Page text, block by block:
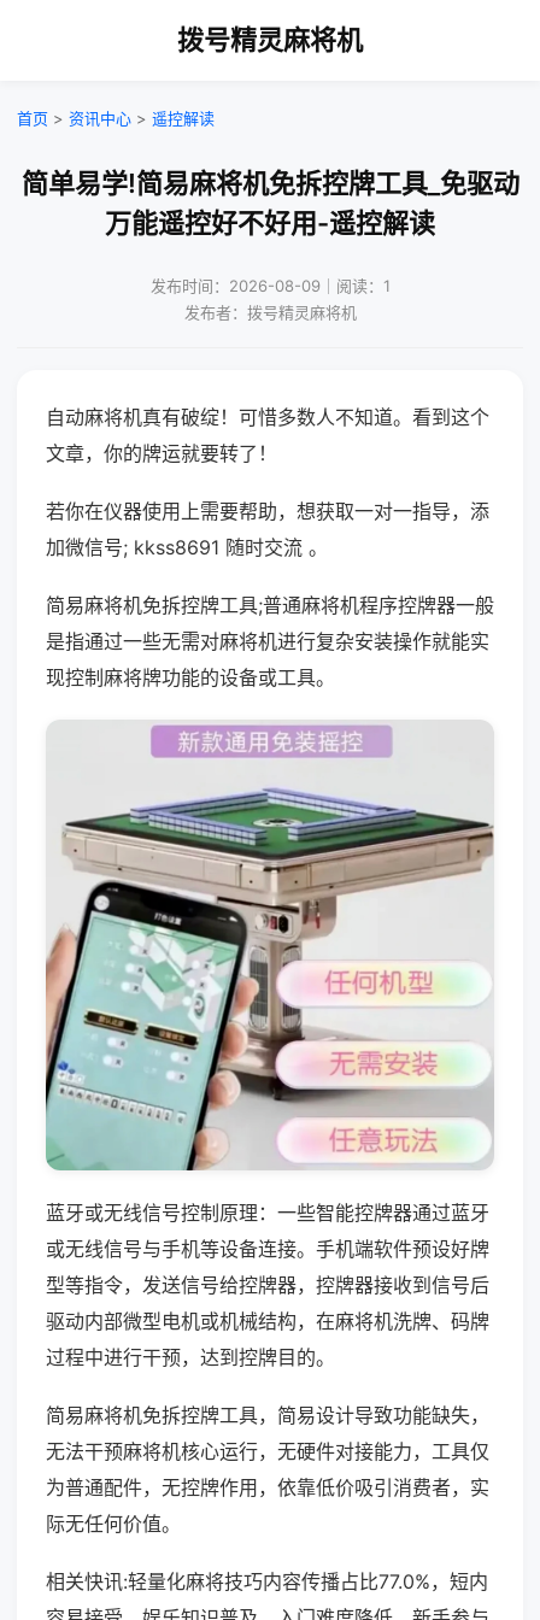
拨号精灵麻将机
首页 > 资讯中心 > 遥控解读
简单易学!简易麻将机免拆控牌工具_免驱动
万能遥控好不好用-遥控解读
发布时间：2026-08-09｜阅读：1
发布者：拨号精灵麻将机
自动麻将机真有破绽！可惜多数人不知道。看到这个
文章，你的牌运就要转了！
若你在仪器使用上需要帮助，想获取一对一指导，添
加微信号; kkss8691 随时交流 。
简易麻将机免拆控牌工具;普通麻将机程序控牌器一般
是指通过一些无需对麻将机进行复杂安装操作就能实
现控制麻将牌功能的设备或工具。
蓝牙或无线信号控制原理：一些智能控牌器通过蓝牙
或无线信号与手机等设备连接。手机端软件预设好牌
型等指令，发送信号给控牌器，控牌器接收到信号后
驱动内部微型电机或机械结构，在麻将机洗牌、码牌
过程中进行干预，达到控牌目的。
简易麻将机免拆控牌工具，简易设计导致功能缺失，
无法干预麻将机核心运行，无硬件对接能力，工具仅
为普通配件，无控牌作用，依靠低价吸引消费者，实
际无任何价值。
相关快讯:轻量化麻将技巧内容传播占比77.0%，短内